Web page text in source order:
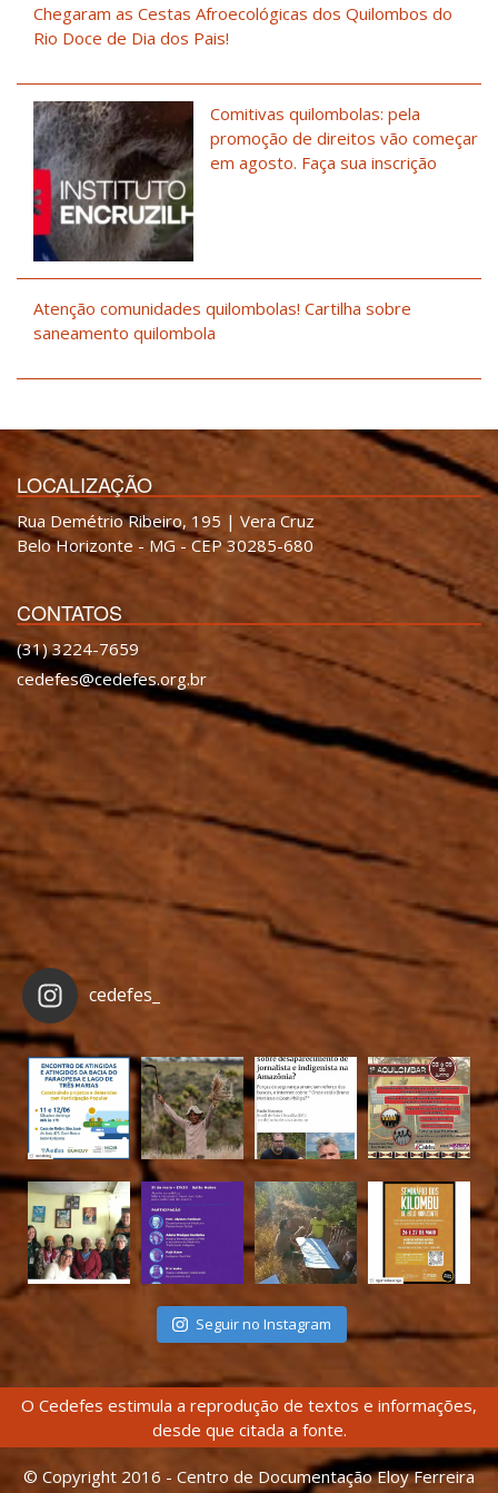
Chegaram as Cestas Afroecológicas dos Quilombos do
Rio Doce de Dia dos Pais!
Comitivas quilombolas: pela
promoção de direitos vão começar
em agosto. Faça sua inscrição
Atenção comunidades quilombolas! Cartilha sobre
saneamento quilombola
LOCALIZAÇÃO
Rua Demétrio Ribeiro, 195 | Vera Cruz
Belo Horizonte - MG - CEP 30285-680
CONTATOS
(31) 3224-7659
cedefes@cedefes.org.br
cedefes_
Seguir no Instagram
O Cedefes estimula a reprodução de textos e informações,
desde que citada a fonte.
© Copyright 2016 - Centro de Documentação Eloy Ferreira